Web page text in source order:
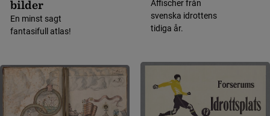
bilder
En minst sagt
fantasifull atlas!
Affischer från
svenska idrottens
tidiga år.